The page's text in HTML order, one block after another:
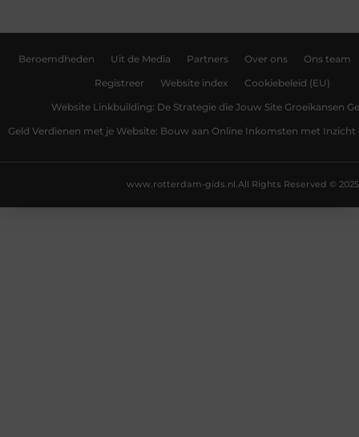
Beroemdheden Uit de Media Partners Over ons Ons team
Registreer Website index Cookiebeleid (EU)
Website Linkbuilding: De Strategie die Jouw Site Groeikansen
Geld Verdienen met je Website: Bouw aan Online Inkomsten met Inzicht
All Rights Reserved © 2025
www.rotterdam-gids.nl.